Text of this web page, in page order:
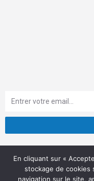
Soyez le premier
En cliquant sur «
stockage de cookies
navigation sur le site,